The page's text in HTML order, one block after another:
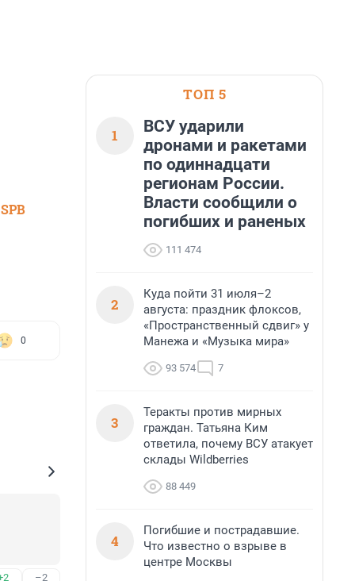
0
–2
ТОП 5
1
ВСУ ударили
дронами и ракетами
по одиннадцати
регионам России.
Власти сообщили о
погибших и раненых
111 474
2
Куда пойти 31 июля–2
августа: праздник флоксов,
«Пространственный сдвиг» у
Манежа и «Музыка мира»
93 574 7
3
Теракты против мирных
граждан. Татьяна Ким
ответила, почему ВСУ атакует
склады Wildberries
88 449
4
Погибшие и пострадавшие.
Что известно о взрыве в
центре Москвы